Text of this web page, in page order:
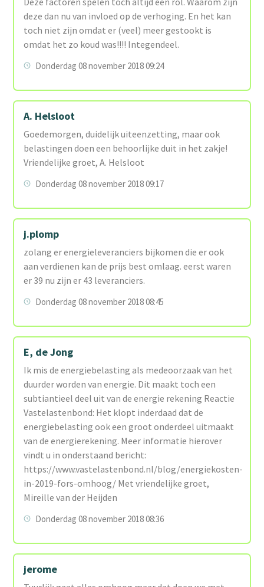
deze dan nu van invloed op de verhoging. En het kan
toch niet zijn omdat er (veel) meer gestookt is
omdat het zo koud was!!!! Integendeel.
Donderdag 08 november 2018 09:24
A. Helsloot
Goedemorgen, duidelijk uiteenzetting, maar ook
belastingen doen een behoorlijke duit in het zakje!
Vriendelijke groet, A. Helsloot
Donderdag 08 november 2018 09:17
j.plomp
zolang er energieleveranciers bijkomen die er ook
aan verdienen kan de prijs best omlaag. eerst waren
er 39 nu zijn er 43 leveranciers.
Donderdag 08 november 2018 08:45
E, de Jong
Ik mis de energiebelasting als medeoorzaak van het
duurder worden van energie. Dit maakt toch een
subtiantieel deel uit van de energie rekening Reactie
Vastelastenbond: Het klopt inderdaad dat de
energiebelasting ook een groot onderdeel uitmaakt
van de energierekening. Meer informatie hierover
vindt u in onderstaand bericht:
https://www.vastelastenbond.nl/blog/energiekosten-
in-2019-fors-omhoog/ Met vriendelijke groet,
Mireille van der Heijden
Donderdag 08 november 2018 08:36
jerome